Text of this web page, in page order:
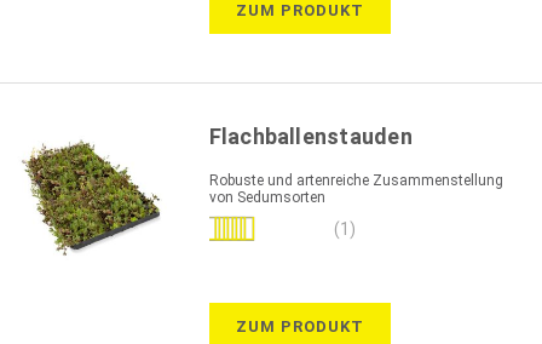
ZUM PRODUKT
Flachballenstauden
Robuste und artenreiche Zusammenstellung
von Sedumsorten
Bewertung:
(1)
ZUM PRODUKT